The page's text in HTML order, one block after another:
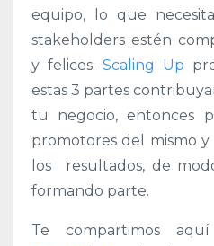
equipo, lo que
stakeholders estén
y felices.Scaling Up
estas 3 partes
tu negocio, entonces
promotores del mismo
los resultados, de
formando parte.
Te compartimos